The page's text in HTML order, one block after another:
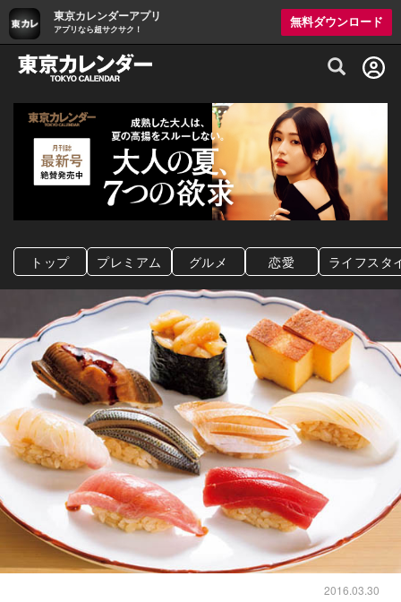
東京カレンダーアプリ
アプリなら超サクサク！
無料ダウンロード
グルメ情報・プレミアムレストラン予約
トップ プレミアム グルメ 恋愛 ライフスタ
2016.03.30